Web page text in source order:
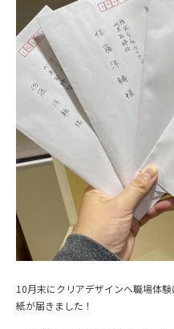
10月末にクリアデザインへ職場体
紙が届きました！